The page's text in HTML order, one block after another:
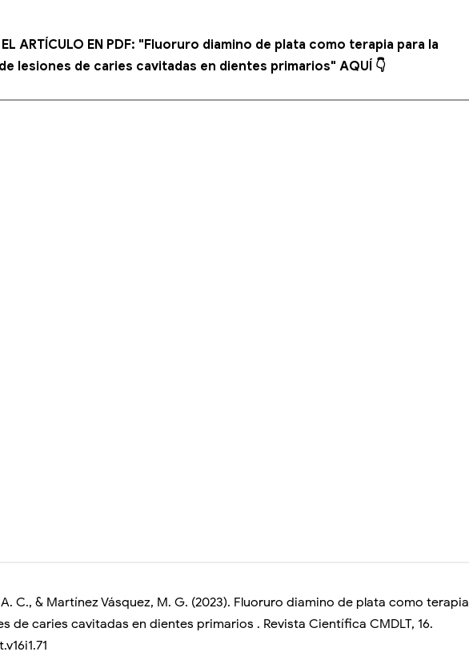
EL ARTÍCULO EN PDF: "Fluoruro diamino de plata como terapia para la
lesiones de caries cavitadas en dientes primarios" AQUÍ 👇
C., & Martínez Vásquez, M. G. (2023). Fluoruro diamino de plata como terapia
de caries cavitadas en dientes primarios . Revista Científica CMDLT, 16.